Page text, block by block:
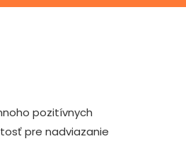
pozitívnych
pre nadviazanie